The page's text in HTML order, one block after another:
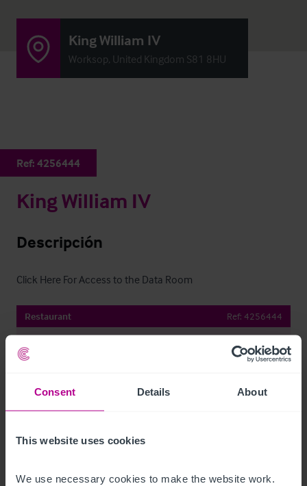
Consent Details About
This website uses cookies
We use necessary cookies to make the website work.
King William IV
Worksop, United Kingdom S81 8HU
Ref: 4256444
King William IV
Descripción
Click Here For Access to the Data Room
Restaurant Ref: 4256444
Contacto